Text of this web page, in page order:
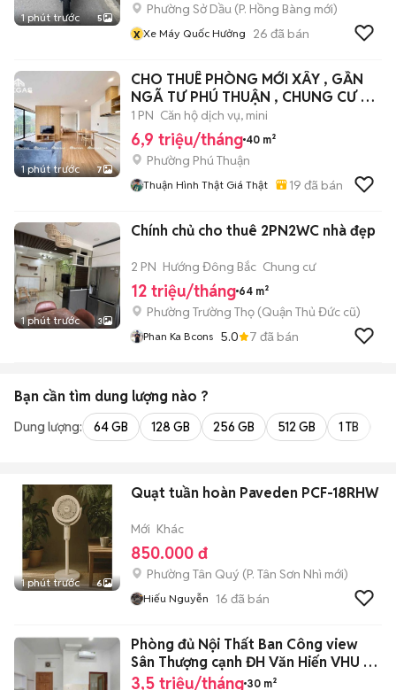
1 phút trước 5
Phường Sở Dầu (P. Hồng Bàng mới)
x Xe Máy Quốc Hưởng 26 đã bán
1 phút trước 7
CHO THUÊ PHÒNG MỚI XÂY , GẦN
NGÃ TƯ PHÚ THUẬN , CHUNG CƯ Q7
RIVERSIDER
1 PN Căn hộ dịch vụ, mini
6,9 triệu/tháng 40 m²
Phường Phú Thuận
Thuận Hình Thật Giá Thật 19 đã bán
1 phút trước 3
Chính chủ cho thuê 2PN2WC nhà đẹp
2 PN Hướng Đông Bắc Chung cư
12 triệu/tháng 64 m²
Phường Trường Thọ (Quận Thủ Đức cũ)
Phan Ka Bcons 5.0 7 đã bán
Bạn cần tìm dung lượng nào ?
Dung lượng: 64 GB 128 GB 256 GB 512 GB 1 TB
1 phút trước 6
Quạt tuần hoàn Paveden PCF-18RHW
Mới Khác
850.000 đ
Phường Tân Quý (P. Tân Sơn Nhì mới)
Hiếu Nguyễn 16 đã bán
Phòng đủ Nội Thất Ban Công view
Sân Thượng cạnh ĐH Văn Hiến VHU 5
phút
3,5 triệu/tháng 30 m²